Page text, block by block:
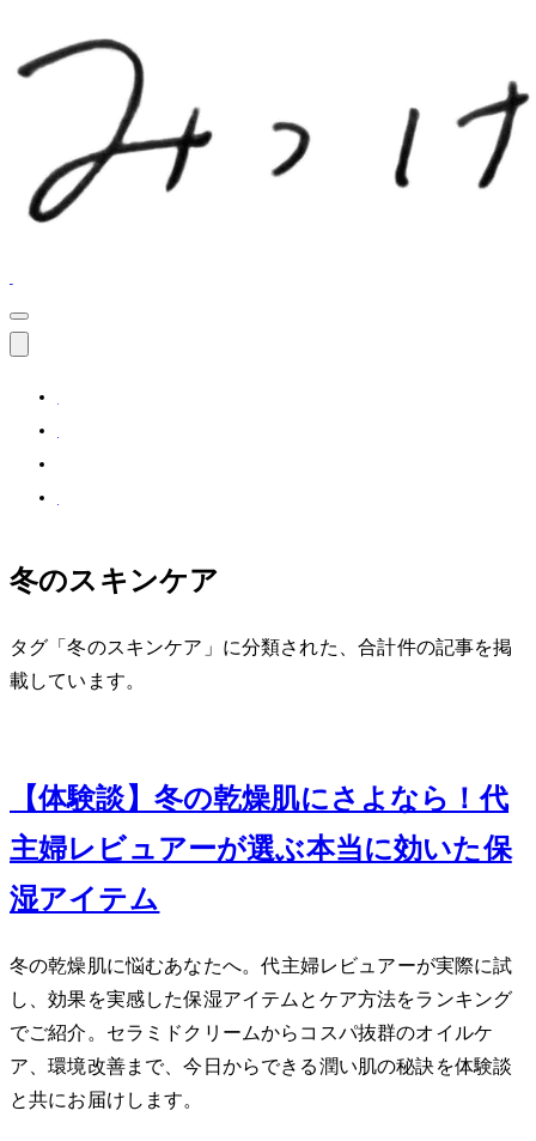
冬のスキンケア
タグ「冬のスキンケア」に分類された、合計 2 件の記事を掲
載しています。
【体験談】冬の乾燥肌にさよなら！40代
主婦レビュアーが選ぶ本当に効いた保
湿アイテムTOP5
冬の乾燥肌に悩むあなたへ。40代主婦レビュアーが実際に試
し、効果を実感した保湿アイテムとケア方法をランキング
でご紹介。セラミドクリームからコスパ抜群のオイルケ
ア、環境改善まで、今日からできる潤い肌の秘訣を体験談
と共にお届けします。